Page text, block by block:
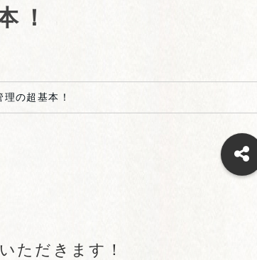
！
の超基本！
ただきます！